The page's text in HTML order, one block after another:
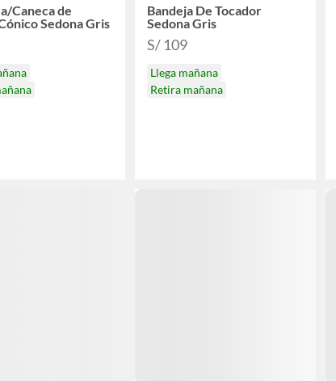
Caneca de
Sedona Gris
Bandeja De Tocador
Sedona Gris
S/ 109
Llega mañana
Retira mañana